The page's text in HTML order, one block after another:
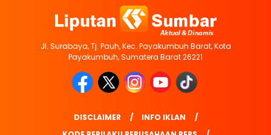
Jl. Surabaya, Tj. Pauh, Kec. Payakumbuh Barat, Kota
Payakumbuh, Sumatera Barat 26221
DISCLAIMER
INFO IKLAN